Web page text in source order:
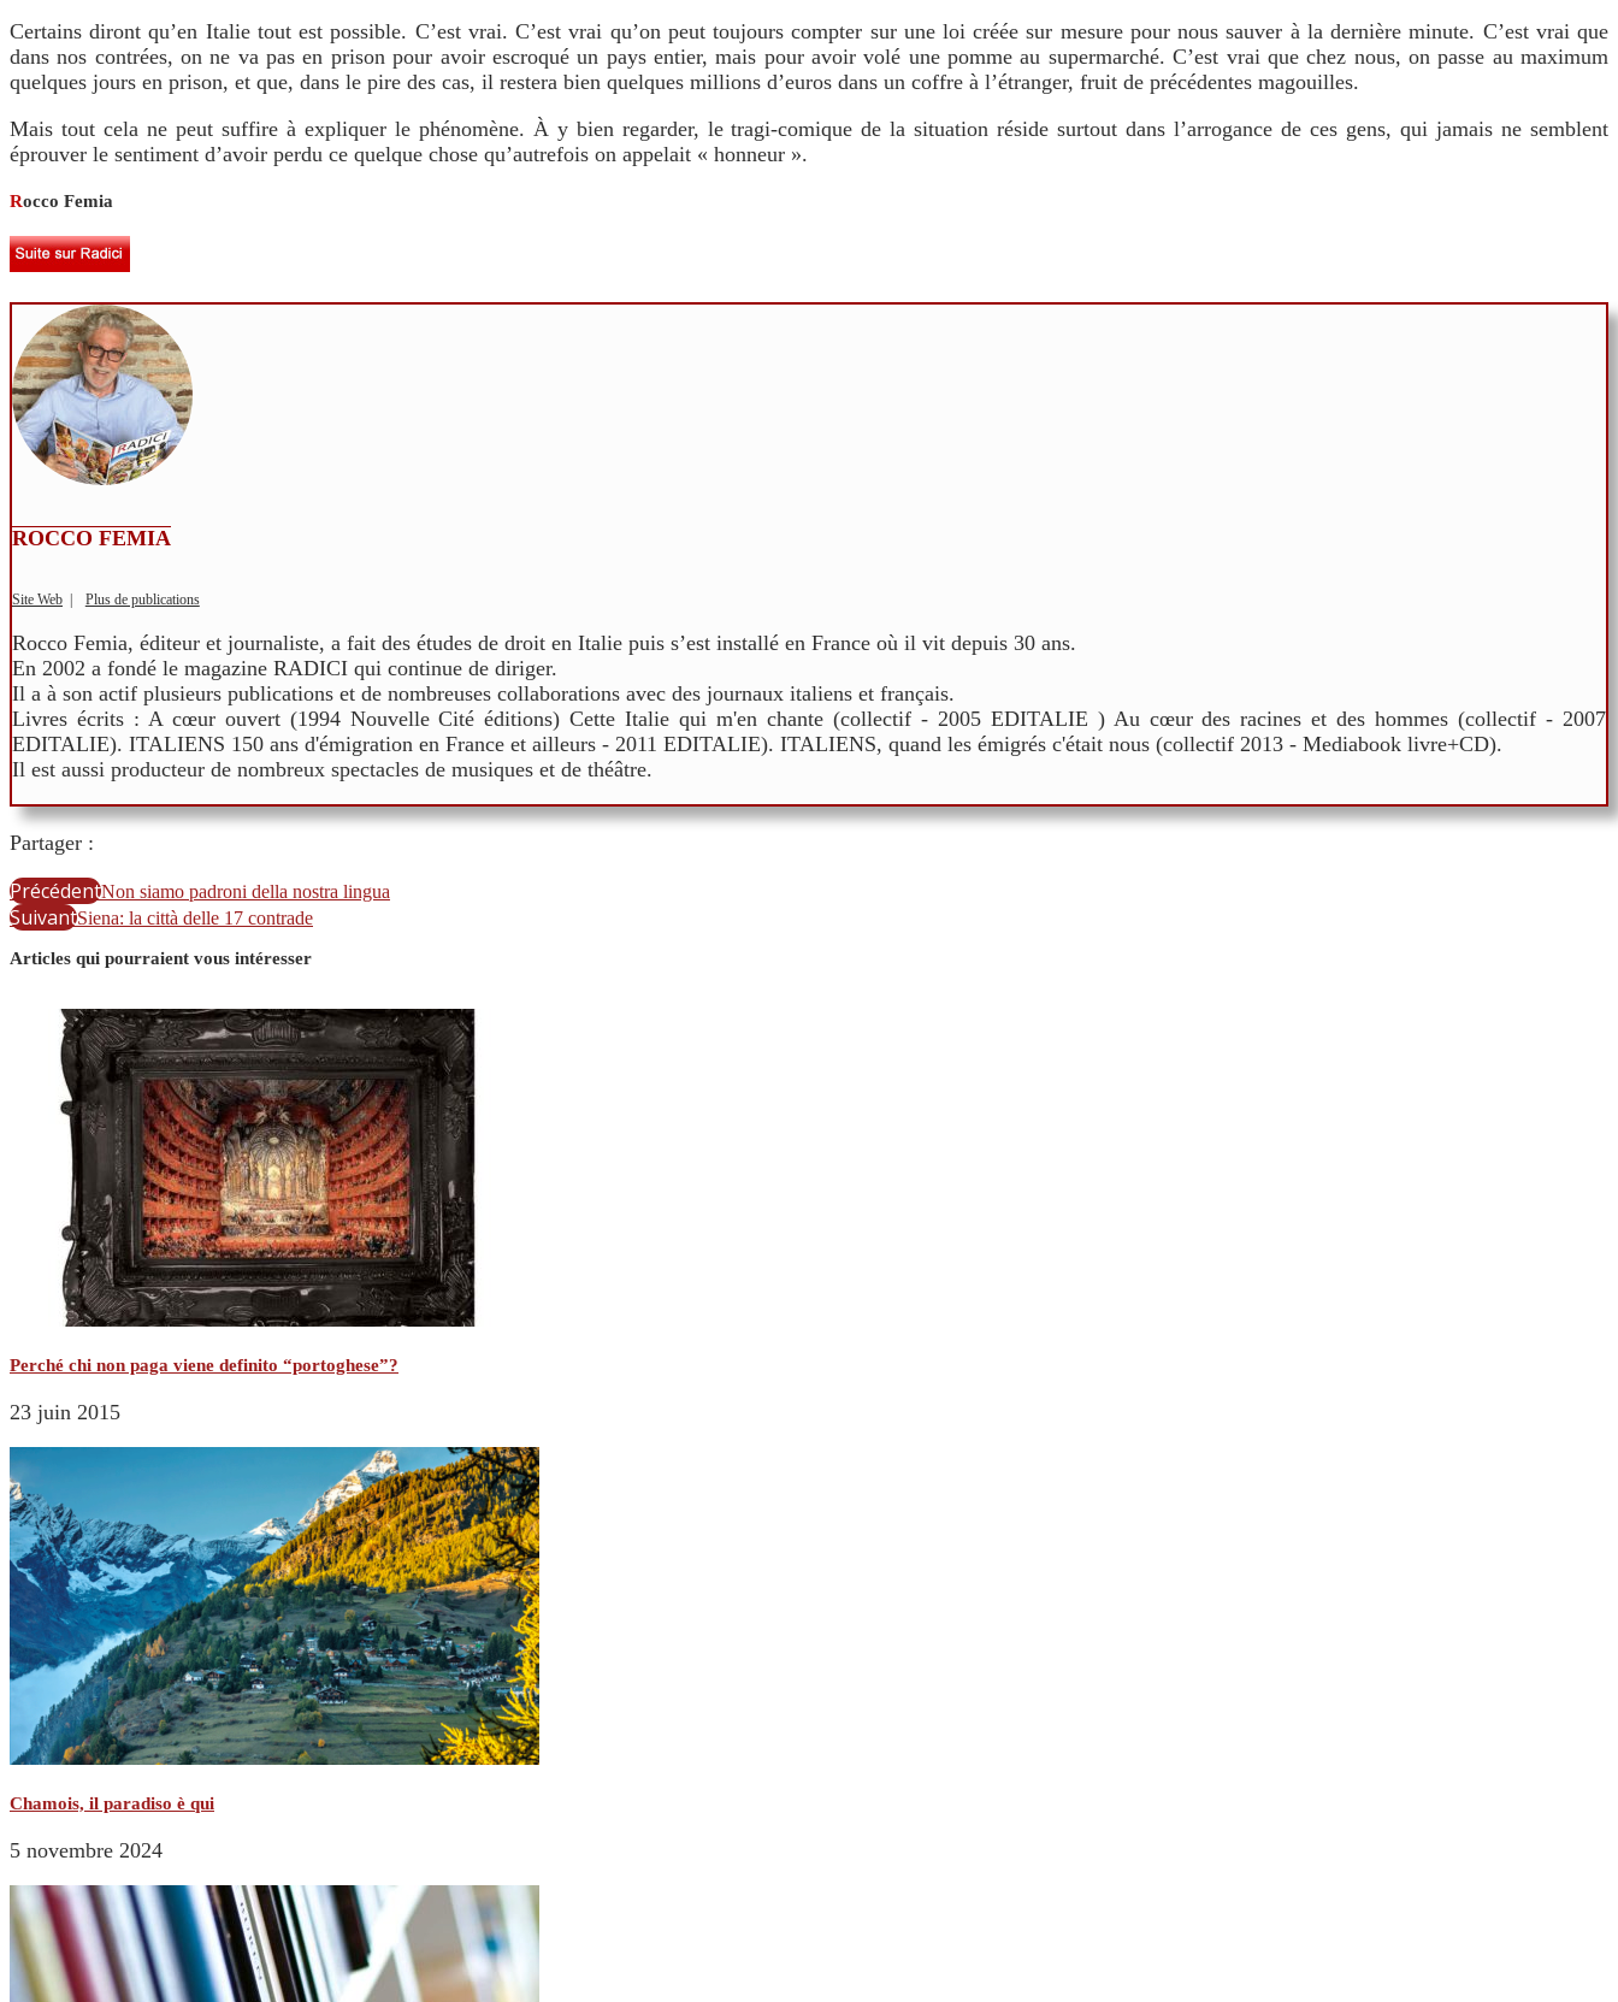
Certains diront qu’en Italie tout est possible. C’est vrai. C’est vrai qu’on peut toujours compter sur une loi créée sur mesure pour nous sauver à la dernière minute. C’est vrai que
dans nos contrées, on ne va pas en prison pour avoir escroqué un pays entier, mais pour avoir volé une pomme au supermarché. C’est vrai que chez nous, on passe au maximum
quelques jours en prison, et que, dans le pire des cas, il restera bien quelques millions d’euros dans un coffre à l’étranger, fruit de précédentes magouilles.
Mais tout cela ne peut suffire à expliquer le phénomène. À y bien regarder, le tragi-comique de la situation réside surtout dans l’arrogance de ces gens, qui jamais ne semblent
éprouver le sentiment d’avoir perdu ce quelque chose qu’autrefois on appelait « honneur ».
Rocco Femia
ROCCO FEMIA
Site Web Plus de publications
Rocco Femia, éditeur et journaliste, a fait des études de droit en Italie puis s’est installé en France où il vit depuis 30 ans.
En 2002 a fondé le magazine RADICI qui continue de diriger.
Il a à son actif plusieurs publications et de nombreuses collaborations avec des journaux italiens et français.
Livres écrits : A cœur ouvert (1994 Nouvelle Cité éditions) Cette Italie qui m'en chante (collectif - 2005 EDITALIE ) Au cœur des racines et des hommes (collectif - 2007
EDITALIE). ITALIENS 150 ans d'émigration en France et ailleurs - 2011 EDITALIE). ITALIENS, quand les émigrés c'était nous (collectif 2013 - Mediabook livre+CD).
Il est aussi producteur de nombreux spectacles de musiques et de théâtre.
Partager :
PrécédentNon siamo padroni della nostra lingua
SuivantSiena: la città delle 17 contrade
Articles qui pourraient vous intéresser
Perché chi non paga viene definito “portoghese”?
23 juin 2015
Chamois, il paradiso è qui
5 novembre 2024